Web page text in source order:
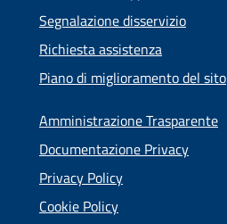
Segnalazione disservizio
Richiesta assistenza
Piano di miglioramento del sito
Amministrazione Trasparente
Documentazione Privacy
Privacy Policy
Cookie Policy